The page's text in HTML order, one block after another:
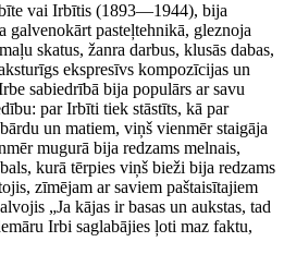
vai Irbītis (1893—1944), bija
galvenokārt pasteļtehnikā, gleznoja
skatus, žanra darbus, klusās dabas,
ekspresīvs kompozīcijas un
sabiedrībā bija populārs ar savu
par Irbīti tiek stāstīts, kā par
un matiem, viņš vienmēr staigāja
mugurā bija redzams melnais,
kurā tērpies viņš bieži bija redzams
zīmējam ar saviem paštaisītajiem
„Ja kājas ir basas un aukstas, tad
Irbi saglabājies ļoti maz faktu,